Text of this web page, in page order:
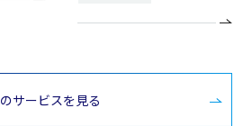
サービスを見る